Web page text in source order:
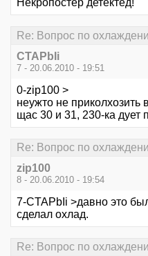
Некропостер детектед!
Re: Вопрос по
CTAPbIi
7 - 20.06.2010 - 19:51
0-zip100 >
неужто не приколхозить
щас 30 и 31, 230-ка дует
Re: Вопрос по
zip100
8 - 20.06.2010 - 19:54
7-CTAPbIi >давно это
сделал охлад.
Re: Вопрос по